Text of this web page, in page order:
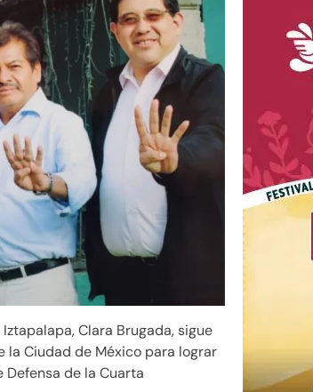
Clara Brugada, sigue
la Ciudad de México para lograr
de la Cuarta